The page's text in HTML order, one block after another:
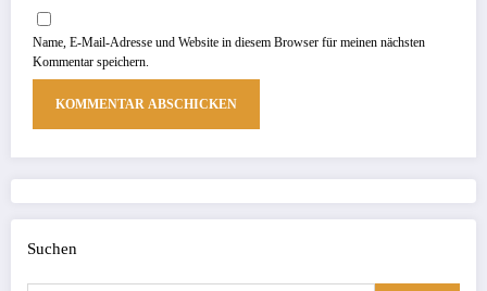
Name, E-Mail-Adresse und Website in diesem Browser für meinen nächsten
Kommentar speichern.
Suchen